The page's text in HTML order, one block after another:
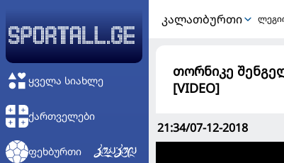
ᲧᲕᲔᲚᲐ ᲡᲘᲐᲮᲚᲔ
ᲥᲐᲠᲗᲕᲔᲚᲔᲑᲘ
ᲤᲔᲮᲑᲣᲠᲗᲘ
ᲙᲐᲚᲐᲗᲑᲣᲠᲗᲘ
თორნიკე
[VIDEO]
21:34/07-12-2018